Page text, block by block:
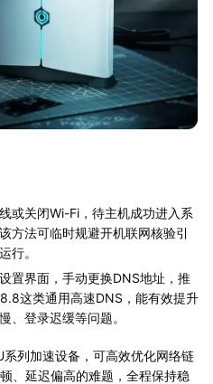
或关闭Wi-Fi，待主机成功进入系
方法可临时规避开机联网核验引
行。
置界面，手动更换DNS地址，推
这类通用高速DNS，能有效提升
、登录迟缓等问题。
列加速设备，可高效优化网络链
、延迟偏高的难题，全程保持稳